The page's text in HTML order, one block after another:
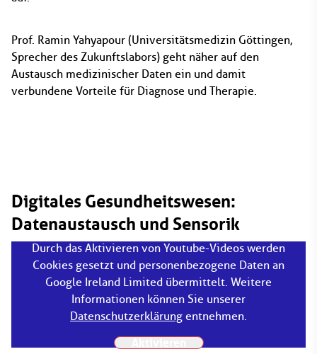
Prof. Ramin Yahyapour (Universitätsmedizin Göttingen,
Sprecher des Zukunftslabors) geht näher auf den
Austausch medizinischer Daten ein und damit
verbundene Vorteile für Diagnose und Therapie.
Digitales Gesundheitswesen:
Datenaustausch und Sensorik
Durch das Aktivieren von Youtube-Videos werden
Cookies gesetzt und personenbezogene Daten an
Google Ireland Limited übermittelt. Weitere
Informationen können Sie unserer
Datenschutzerklärung entnehmen.